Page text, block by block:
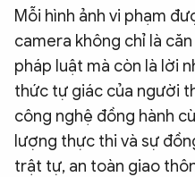
Mỗi hình ảnh vi phạm
camera không chỉ là
pháp luật mà còn là lời
thức tự giác của người
công nghệ đồng hành
lượng thực thi và sự
trật tự, an toàn giao